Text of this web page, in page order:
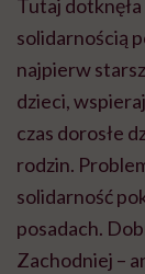
Tutaj
solidarnością
najpierw
dzieci,
czas dorosłe
rodzin.
solidarność
posadach.
Zachodniej –